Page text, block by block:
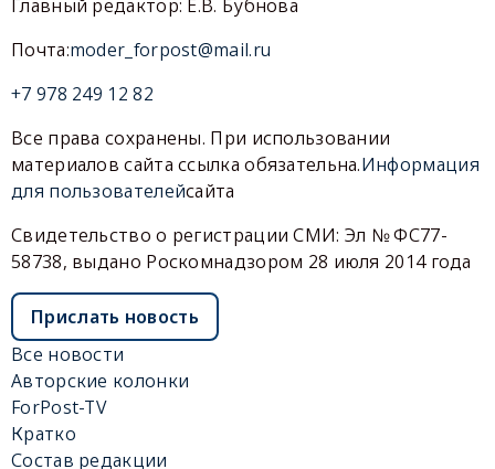
Главный редактор: Е.В. Бубнова
Почта:moder_forpost@mail.ru
+7 978 249 12 82
Все права сохранены. При использовании
материалов сайта ссылка обязательна.Информация
для пользователейсайта
Свидетельство о регистрации СМИ: Эл № ФС77-
58738, выдано Роскомнадзором 28 июля 2014 года
Прислать новость
Все новости
Авторские колонки
ForPost-TV
Кратко
Состав редакции